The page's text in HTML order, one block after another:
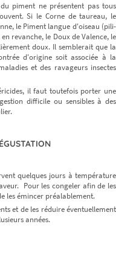
piment ne présentent pas tous
Si le Corne de taureau, le
le Piment langue d'oiseau (pili-
revanche, le Doux de Valence, le
doux. Il semblerait que la
d'origine soit associée à la
et des ravageurs insectes
il faut toutefois porter une
difficile ou sensibles à des
quelques jours à température
Pour les congeler afin de les
les émincer préalablement.
et de les réduire éventuellement
années.